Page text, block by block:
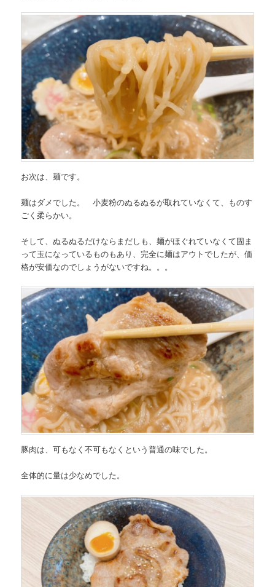
お次は、麺です。
麺はダメでした。
小麦粉のぬるぬるが取れていなくて、ものす
ごく柔らかい。
そして、ぬるぬるだけならまだしも、麺がほぐれていなくて固ま
って玉になっているものもあり、完全に麺はアウトでしたが、価
格が安価なのでしょうがないですね。。。
豚肉は、可もなく不可もなくという普通の味でした。
全体的に量は少なめでした。